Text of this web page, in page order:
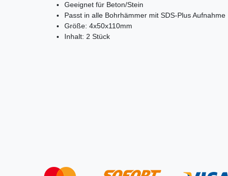
Geeignet für Beton/Stein
Passt in alle Bohrhämmer mit SDS-Plus Aufnahme
Größe: 4x50x110mm
Inhalt: 2 Stück